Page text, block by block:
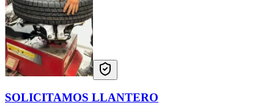
SOLICITAMOS LLANTERO